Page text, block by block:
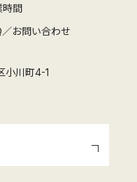
時間
／お問い合わせ
小川町4-1